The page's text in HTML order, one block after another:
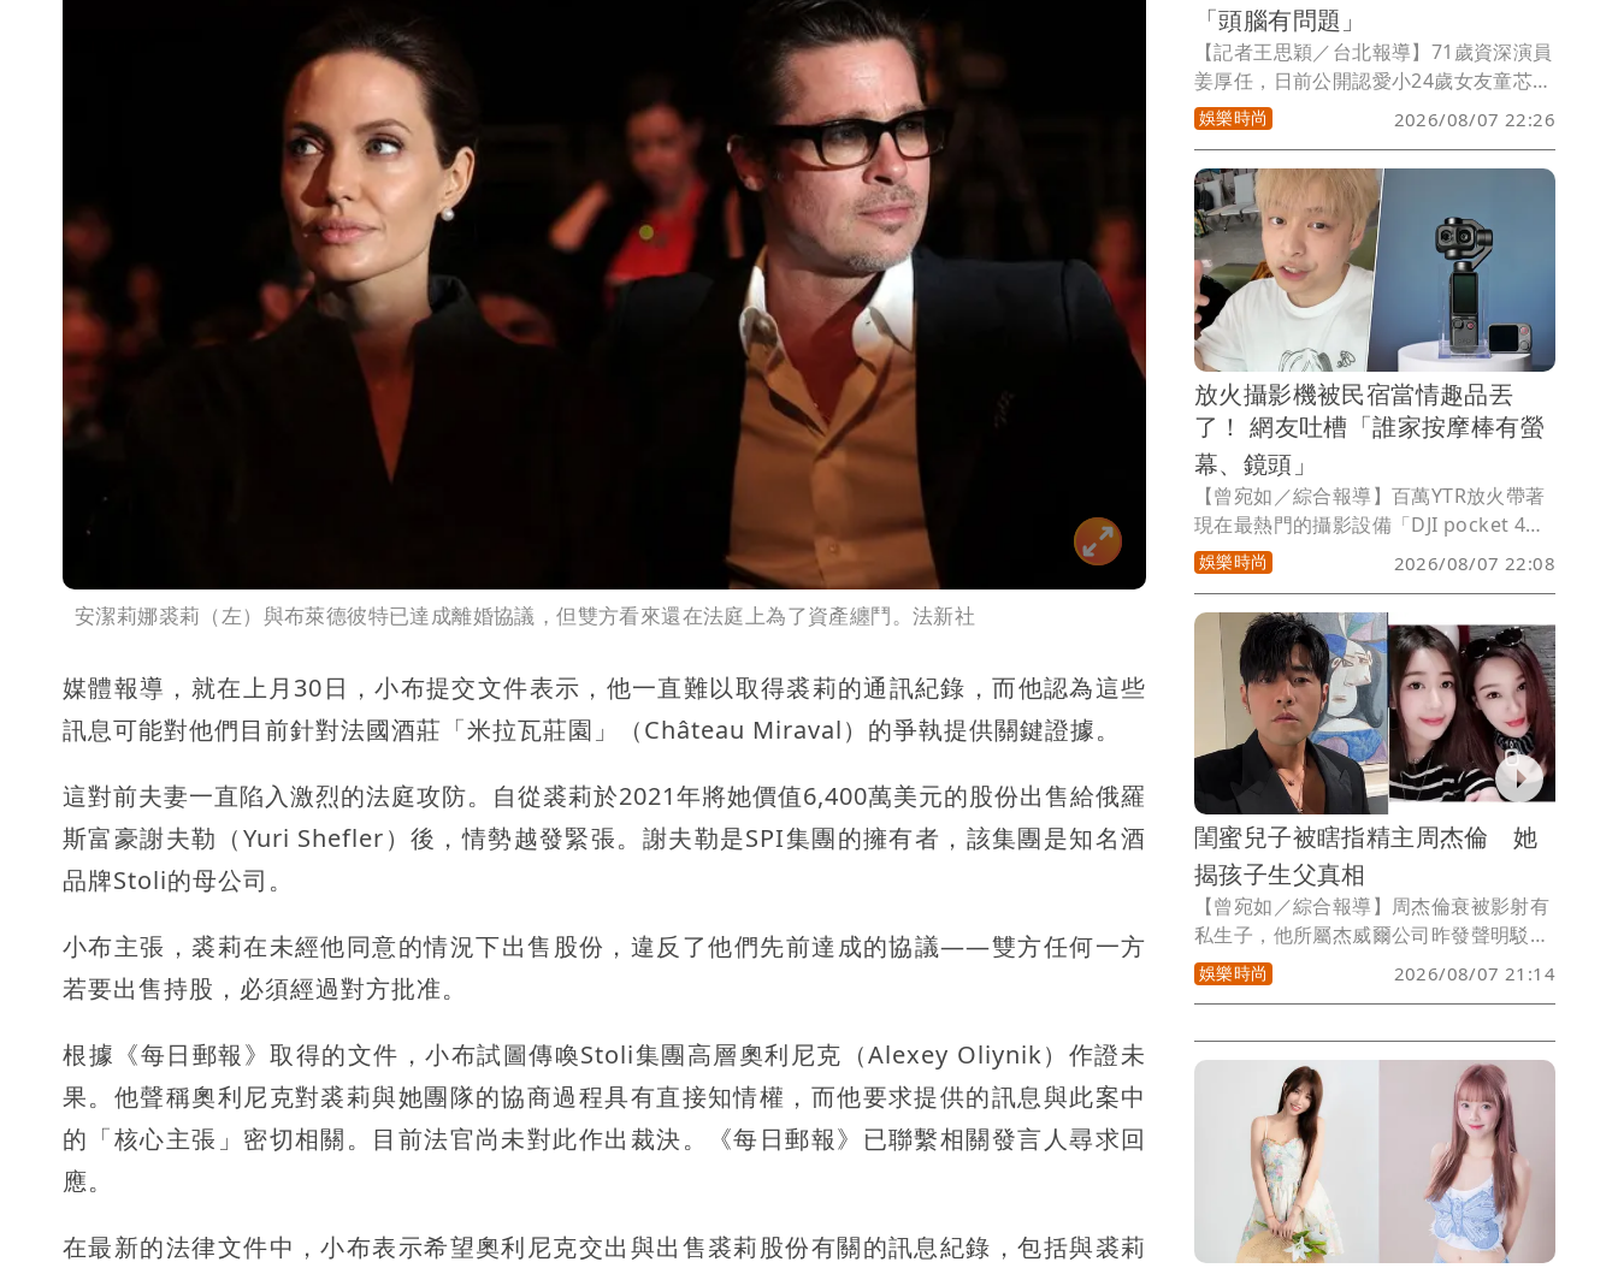
安潔莉娜裘莉（左）與布萊德彼特已達成離婚協議，但雙方看來還在法庭上為了資產纏鬥。法新社
媒體報導，就在上月30日，小布提交文件表示，他一直難以取得裘莉的通訊紀錄，而他認為這些
訊息可能對他們目前針對法國酒莊「米拉瓦莊園」（Château Miraval）的爭執提供關鍵證據。
這對前夫妻一直陷入激烈的法庭攻防。自從裘莉於2021年將她價值6,400萬美元的股份出售給俄羅
斯富豪謝夫勒（Yuri Shefler）後，情勢越發緊張。謝夫勒是SPI集團的擁有者，該集團是知名酒
品牌Stoli的母公司。
小布主張，裘莉在未經他同意的情況下出售股份，違反了他們先前達成的協議——雙方任何一方
若要出售持股，必須經過對方批准。
根據《每日郵報》取得的文件，小布試圖傳喚Stoli集團高層奧利尼克（Alexey Oliynik）作證未
果。他聲稱奧利尼克對裘莉與她團隊的協商過程具有直接知情權，而他要求提供的訊息與此案中
的「核心主張」密切相關。目前法官尚未對此作出裁決。《每日郵報》已聯繫相關發言人尋求回
應。
在最新的法律文件中，小布表示希望奧利尼克交出與出售裘莉股份有關的訊息紀錄，包括與裘莉
「頭腦有問題」
【記者王思穎／台北報導】71歲資深演員
姜厚任，日前公開認愛小24歲女友童芯
（本名陳苡孋），大方受訪，沒想到童芯
先被質疑台大「3碩1博」學霸學歷造假，
三封證明兩人七世情緣的76年明信片也遭
疑，現在又有女網友跳出來爆料，陳苡孋
是破壞婚姻的小三，姜厚任對此也回應
了。
娛樂時尚 2026/08/07 22:26
放火攝影機被民宿當情趣品丟
了！ 網友吐槽「誰家按摩棒有螢
幕、鏡頭」
【曾宛如／綜合報導】百萬YTR放火帶著
現在最熱門的攝影設備「DJI pocket 4
pro」去澎湖玩並拍片，不料忘在民宿
裡，因為素材都在裡面，他崩潰大哭，覺
得沒辦法呼吸，致電民宿確定被工作人員
當成垃圾丟掉了，他一度衝去有50噸垃圾
的集中地翻找，但最後還是沒找到，他與
民宿老闆已談妥賠償條件，但民宿清潔人
員聲稱「以為相機是按摩棒才丟」，網友
吐槽覺得難以置信，「誰家按摩棒會有螢
幕跟鏡頭」、「就算是按摩棒也不該擅自
扔掉客人物品」。
娛樂時尚 2026/08/07 22:08
閨蜜兒子被瞎指精主周杰倫 她
揭孩子生父真相
【曾宛如／綜合報導】周杰倫衰被影射有
私生子，他所屬杰威爾公司昨發聲明駁斥
不實傳聞，而傳聞中的女主角劉若雪是女
股東，她今也委託律師發聲明闢謠，而閨
生子「親爹在西安，可別瞎造謠了」。
娛樂時尚 2026/08/07 21:14